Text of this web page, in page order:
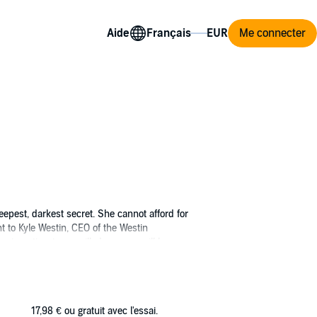
Aide Me connecter
darkest secret. She cannot afford for
Kyle Westin, CEO of the Westin
strong willed man, or will her
perfect mate to show any signs of
will Kelsey do what she has always done
17,98 € ou gratuit avec l'essai.